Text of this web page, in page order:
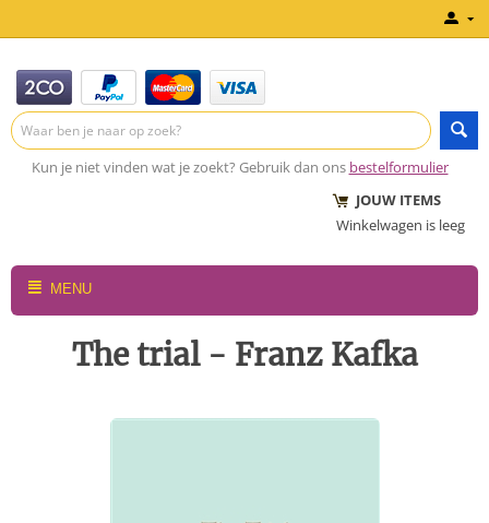
Kun je niet vinden wat je zoekt? Gebruik dan ons bestelformulier
JOUW ITEMS
Winkelwagen is leeg
MENU
The trial - Franz Kafka